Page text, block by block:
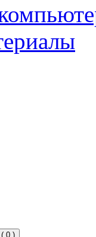
( 0 )